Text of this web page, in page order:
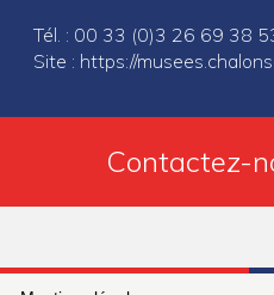
Tél. : 00 33 (0)3 26 69 38
Site : https://
Contactez-